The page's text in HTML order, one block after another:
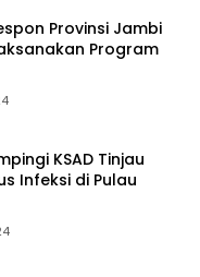
Provinsi Jambi
Program
KSAD Tinjau
Infeksi di Pulau